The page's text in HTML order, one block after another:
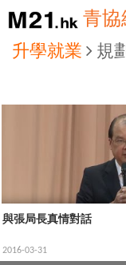
青協
升學就業 規
與張局長真情對話
2016-03-31